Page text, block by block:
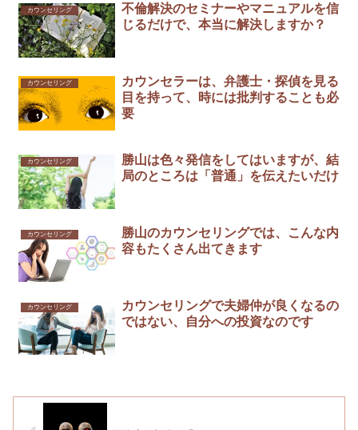
カウンセリング
不倫解決のセミナーやマニュアルを信
じるだけで、本当に解決しますか？￼
カウンセリング
カウンセラーは、弁護士・探偵を見る
目を持って、時には批判することも必
要
カウンセリング
勝山は色々発信をしてはいますが、結
局のところは「普通」を伝えたいだけ
カウンセリング
勝山のカウンセリングでは、こんな内
容もたくさん出てきます
カウンセリング
カウンセリングで夫婦仲が良くなるの
ではない、自分への投資なのです